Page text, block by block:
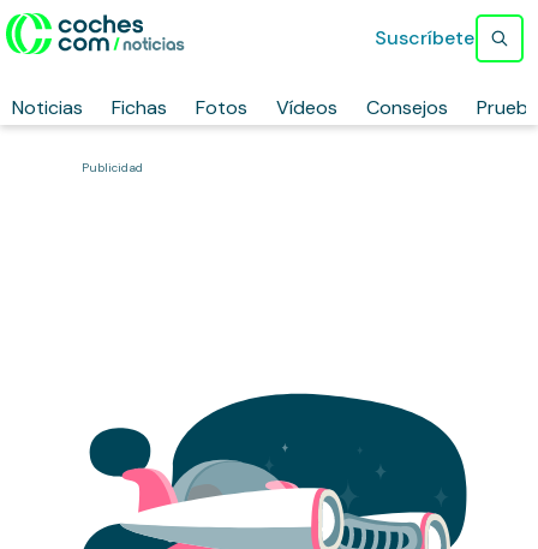
Noticias Fichas Fotos Vídeos Consejos
Suscríbete
Publicidad